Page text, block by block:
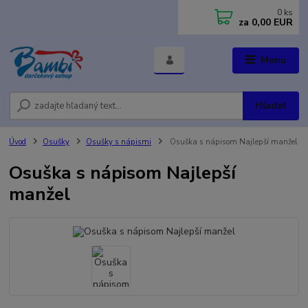
Menu
Hľadať
0 ks
za 0,00 EUR
Úvod Osušky Osušky s nápismi Osuška s nápisom Najlepší manžel
Osuška s nápisom Najlepší
manžel